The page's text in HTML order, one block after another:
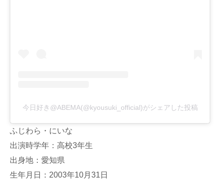
今日好き@ABEMA(@kyousuki_official)がシェアした投稿
ふじわら・にいな
出演時学年：高校3年生
出身地：愛知県
生年月日：2003年10月31日